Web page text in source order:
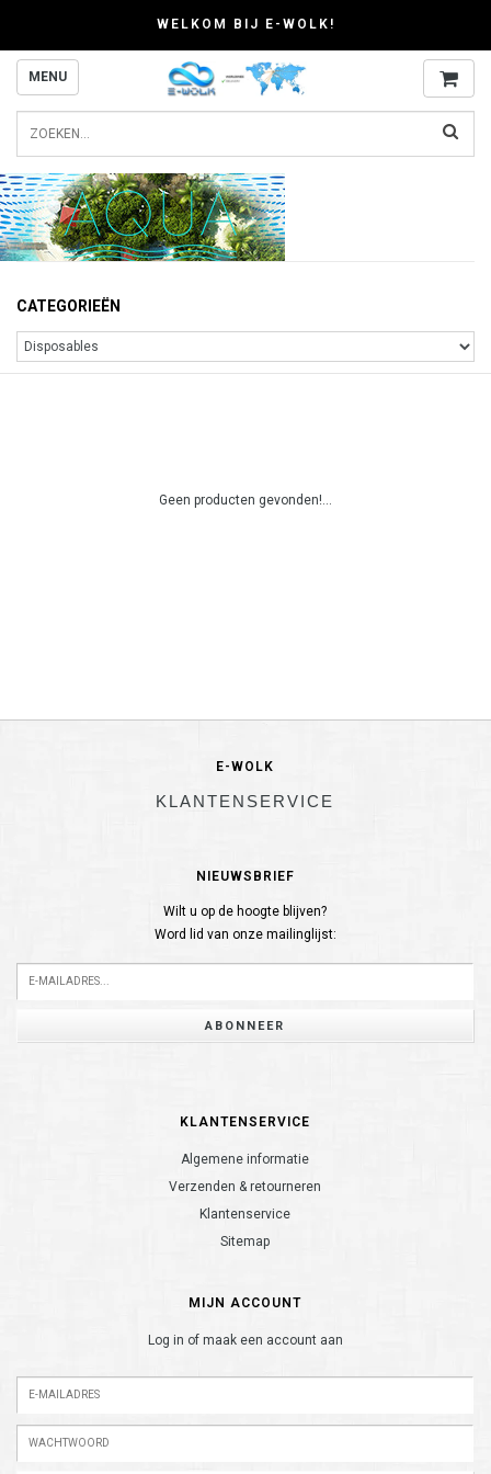
WELKOM BIJ E-WOLK!
MENU
CATEGORIEËN
Geen producten gevonden!...
E-WOLK
KLANTENSERVICE
NIEUWSBRIEF
Wilt u op de hoogte blijven?
Word lid van onze mailinglijst:
ABONNEER
KLANTENSERVICE
Algemene informatie
Verzenden & retourneren
Klantenservice
Sitemap
MIJN ACCOUNT
Log in of maak een account aan